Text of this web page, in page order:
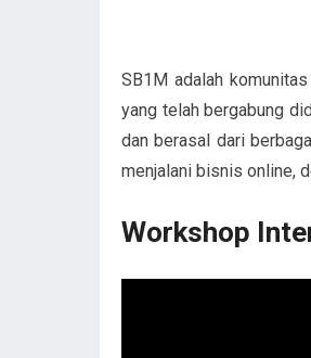
SB1M adalah
yang telah bergabung
dan berasal dari
menjalani bisnis online,
Workshop